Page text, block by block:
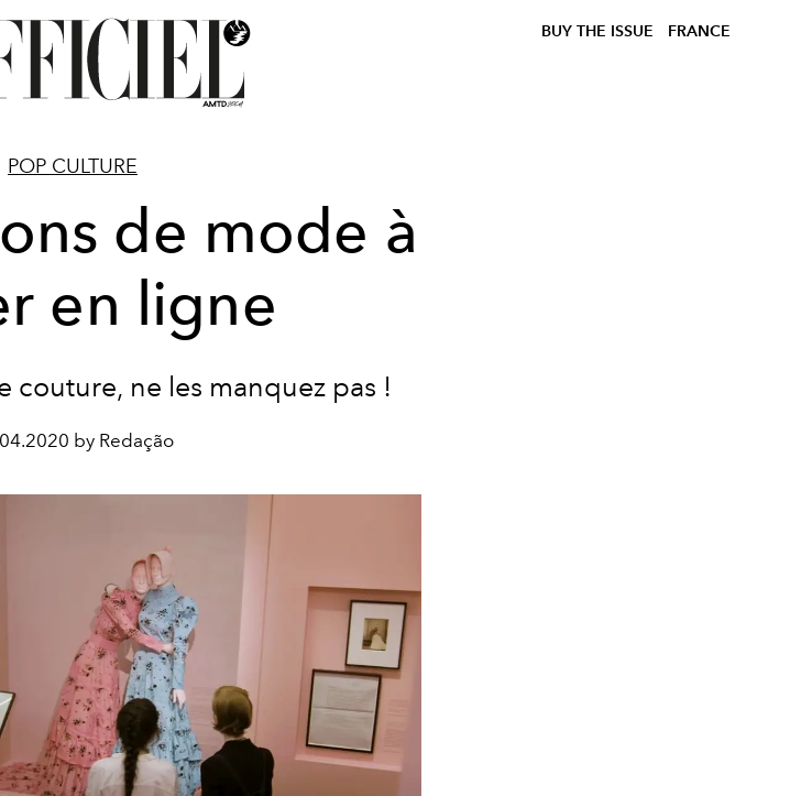
BUY THE ISSUE FRANCE
POP CULTURE
de mode à
en ligne
couture, ne les manquez pas !
by Redação